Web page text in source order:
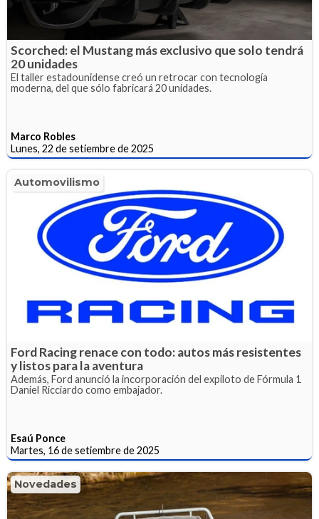
Scorched: el Mustang más exclusivo que solo tendrá
20 unidades
El taller estadounidense creó un retrocar con tecnología
moderna, del que sólo fabricará 20 unidades.
Marco Robles
Lunes, 22 de setiembre de 2025
Automovilismo
Ford Racing renace con todo: autos más resistentes
y listos para la aventura
Además, Ford anunció la incorporación del expiloto de Fórmula 1
Daniel Ricciardo como embajador.
Esaú Ponce
Martes, 16 de setiembre de 2025
Novedades